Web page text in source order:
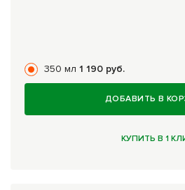
350 мл 1 190 руб.
ДОБАВИТЬ В
КУПИТЬ В 1